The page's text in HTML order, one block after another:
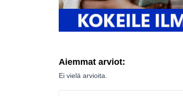
Aiemmat arviot:
Ei vielä arvioita.